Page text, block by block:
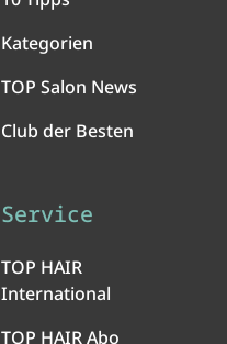
Kategorien
TOP Salon News
Club der Besten
Service
TOP HAIR
International
TOP HAIR Abo